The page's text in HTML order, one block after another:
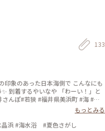
133
象のあった日本海側で こんなにも
到着するやいなや 「わーい！」と
んぽ#若狭 #福井県美浜町 #海 #白
もっとみる
た！ 早い時間だと人も少ない🏖 #福井県 #水晶浜 #海水浴 #夏色さがし